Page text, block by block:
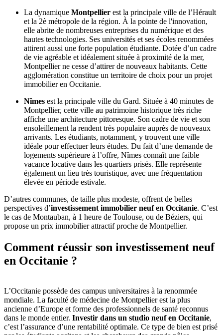
La dynamique Montpellier est la principale ville de l’Hérault
et la 2è métropole de la région. À la pointe de l'innovation,
elle abrite de nombreuses entreprises du numérique et des
hautes technologies. Ses universités et ses écoles renommées
attirent aussi une forte population étudiante. Dotée d’un cadre
de vie agréable et idéalement située à proximité de la mer,
Montpellier ne cesse d’attirer de nouveaux habitants. Cette
agglomération constitue un territoire de choix pour un projet
immobilier en Occitanie.
Nîmes est la principale ville du Gard. Située à 40 minutes de
Montpellier, cette ville au patrimoine historique très riche
affiche une architecture pittoresque. Son cadre de vie et son
ensoleillement la rendent très populaire auprès de nouveaux
arrivants. Les étudiants, notamment, y trouvent une ville
idéale pour effectuer leurs études. Du fait d’une demande de
logements supérieure à l’offre, Nîmes connaît une faible
vacance locative dans les quartiers prisés. Elle représente
également un lieu très touristique, avec une fréquentation
élevée en période estivale.
D’autres communes, de taille plus modeste, offrent de belles
perspectives d’investissement immobilier neuf en Occitanie. C’est
le cas de Montauban, à 1 heure de Toulouse, ou de Béziers, qui
propose un prix immobilier attractif proche de Montpellier.
Comment réussir son investissement neuf
en Occitanie ?
L’Occitanie possède des campus universitaires à la renommée
mondiale. La faculté de médecine de Montpellier est la plus
ancienne d’Europe et forme des professionnels de santé reconnus
dans le monde entier. Investir dans un studio neuf en Occitanie,
c’est l’assurance d’une rentabilité optimale. Ce type de bien est prisé